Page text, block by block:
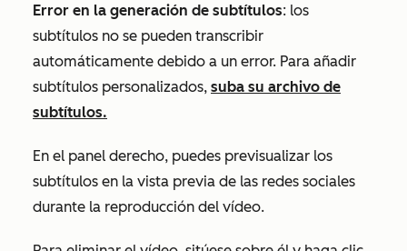
Error en la generación de subtítulos: los
subtítulos no se pueden transcribir
automáticamente debido a un error. Para añadir
subtítulos personalizados, suba su archivo de
subtítulos.
En el panel derecho, puedes previsualizar los
subtítulos en la vista previa de las redes sociales
durante la reproducción del vídeo.